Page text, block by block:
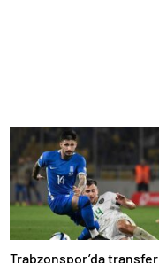
Trabzonspor’da transfer